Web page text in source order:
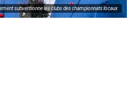
subventionne les clubs des championnats locaux